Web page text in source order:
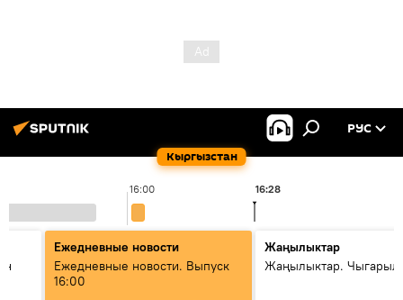
Кыргызстан
РУС
16:00 16:28
Ежедневные новости
Ежедневные новости. Выпуск
16:00
Жаңылыктар
Жаңылыктар.